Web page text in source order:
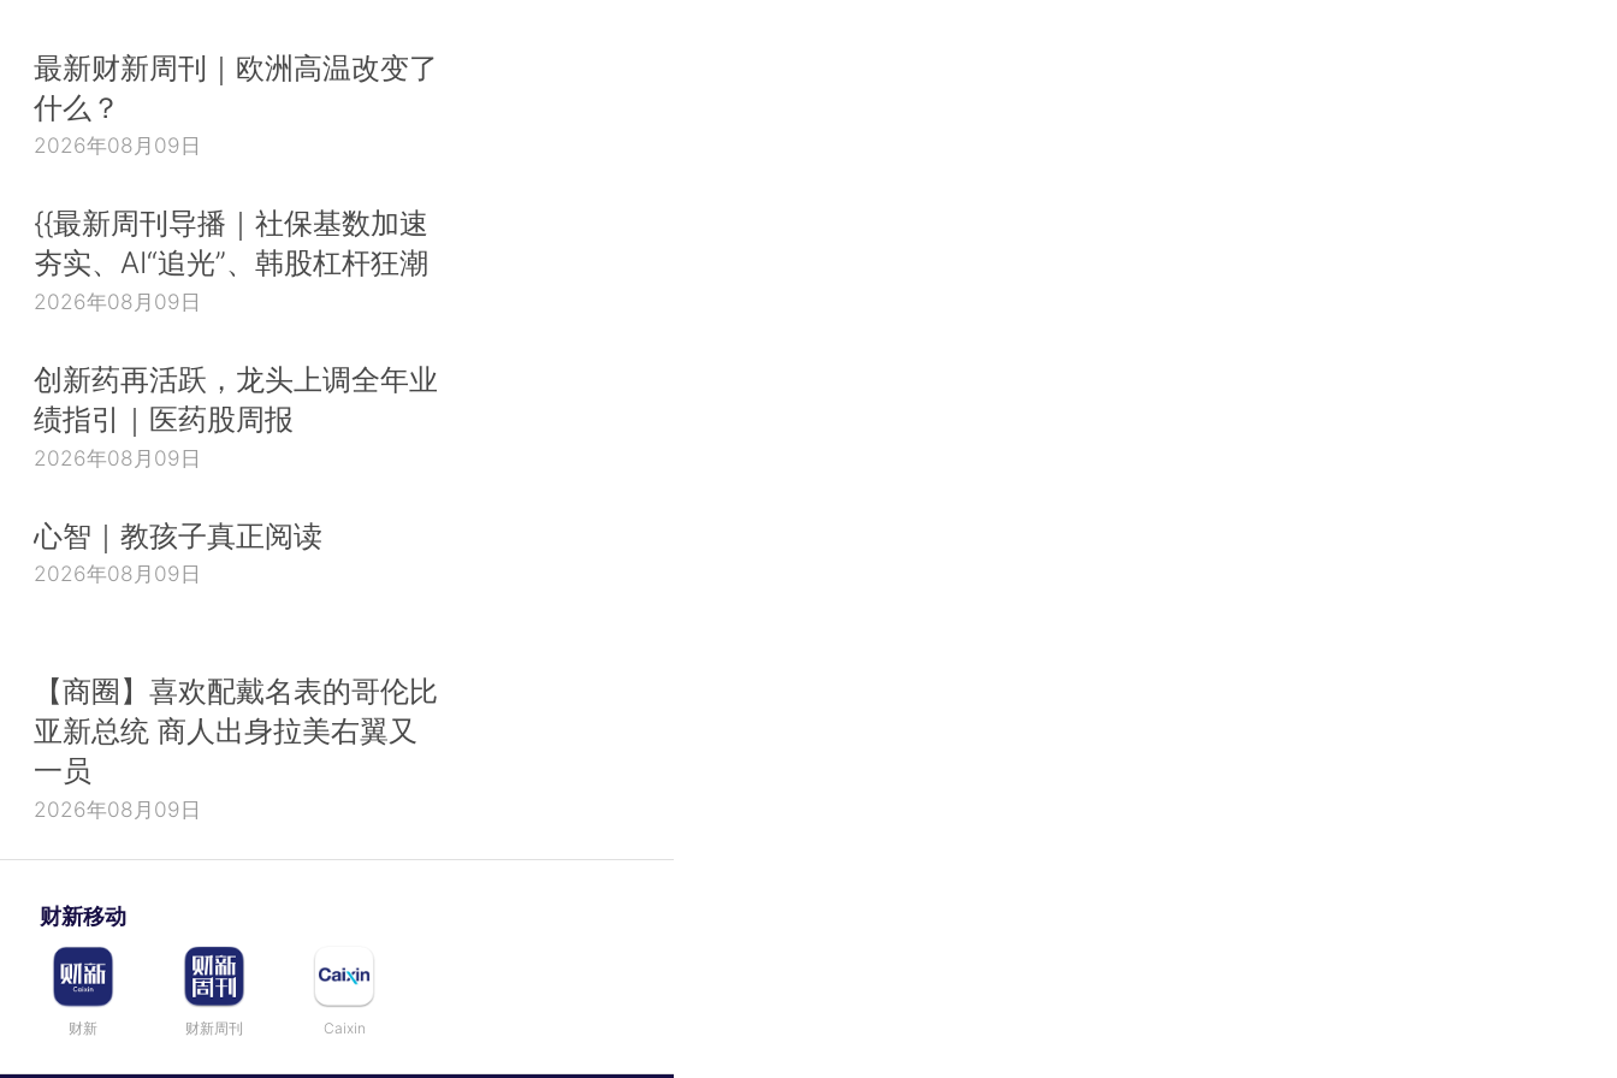
最新财新周刊｜欧洲高温改变了
什么？
2026年08月09日
{{最新周刊导播｜社保基数加速
夯实、AI“追光”、韩股杠杆狂潮
2026年08月09日
创新药再活跃，龙头上调全年业
绩指引｜医药股周报
2026年08月09日
心智｜教孩子真正阅读
2026年08月09日
【商圈】喜欢配戴名表的哥伦比
亚新总统 商人出身拉美右翼又
一员
2026年08月09日
财新移动
财新 财新周刊 Caixin